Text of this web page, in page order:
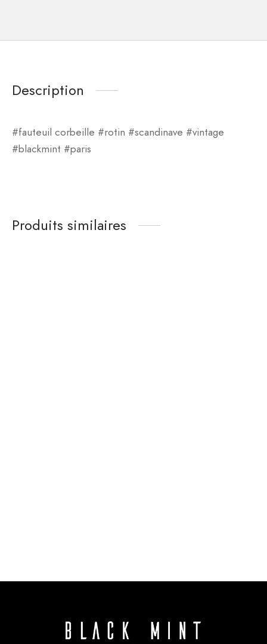
Description
#fauteuil corbeille #rotin #scandinave #vintage
#blackmint #paris
Produits similaires